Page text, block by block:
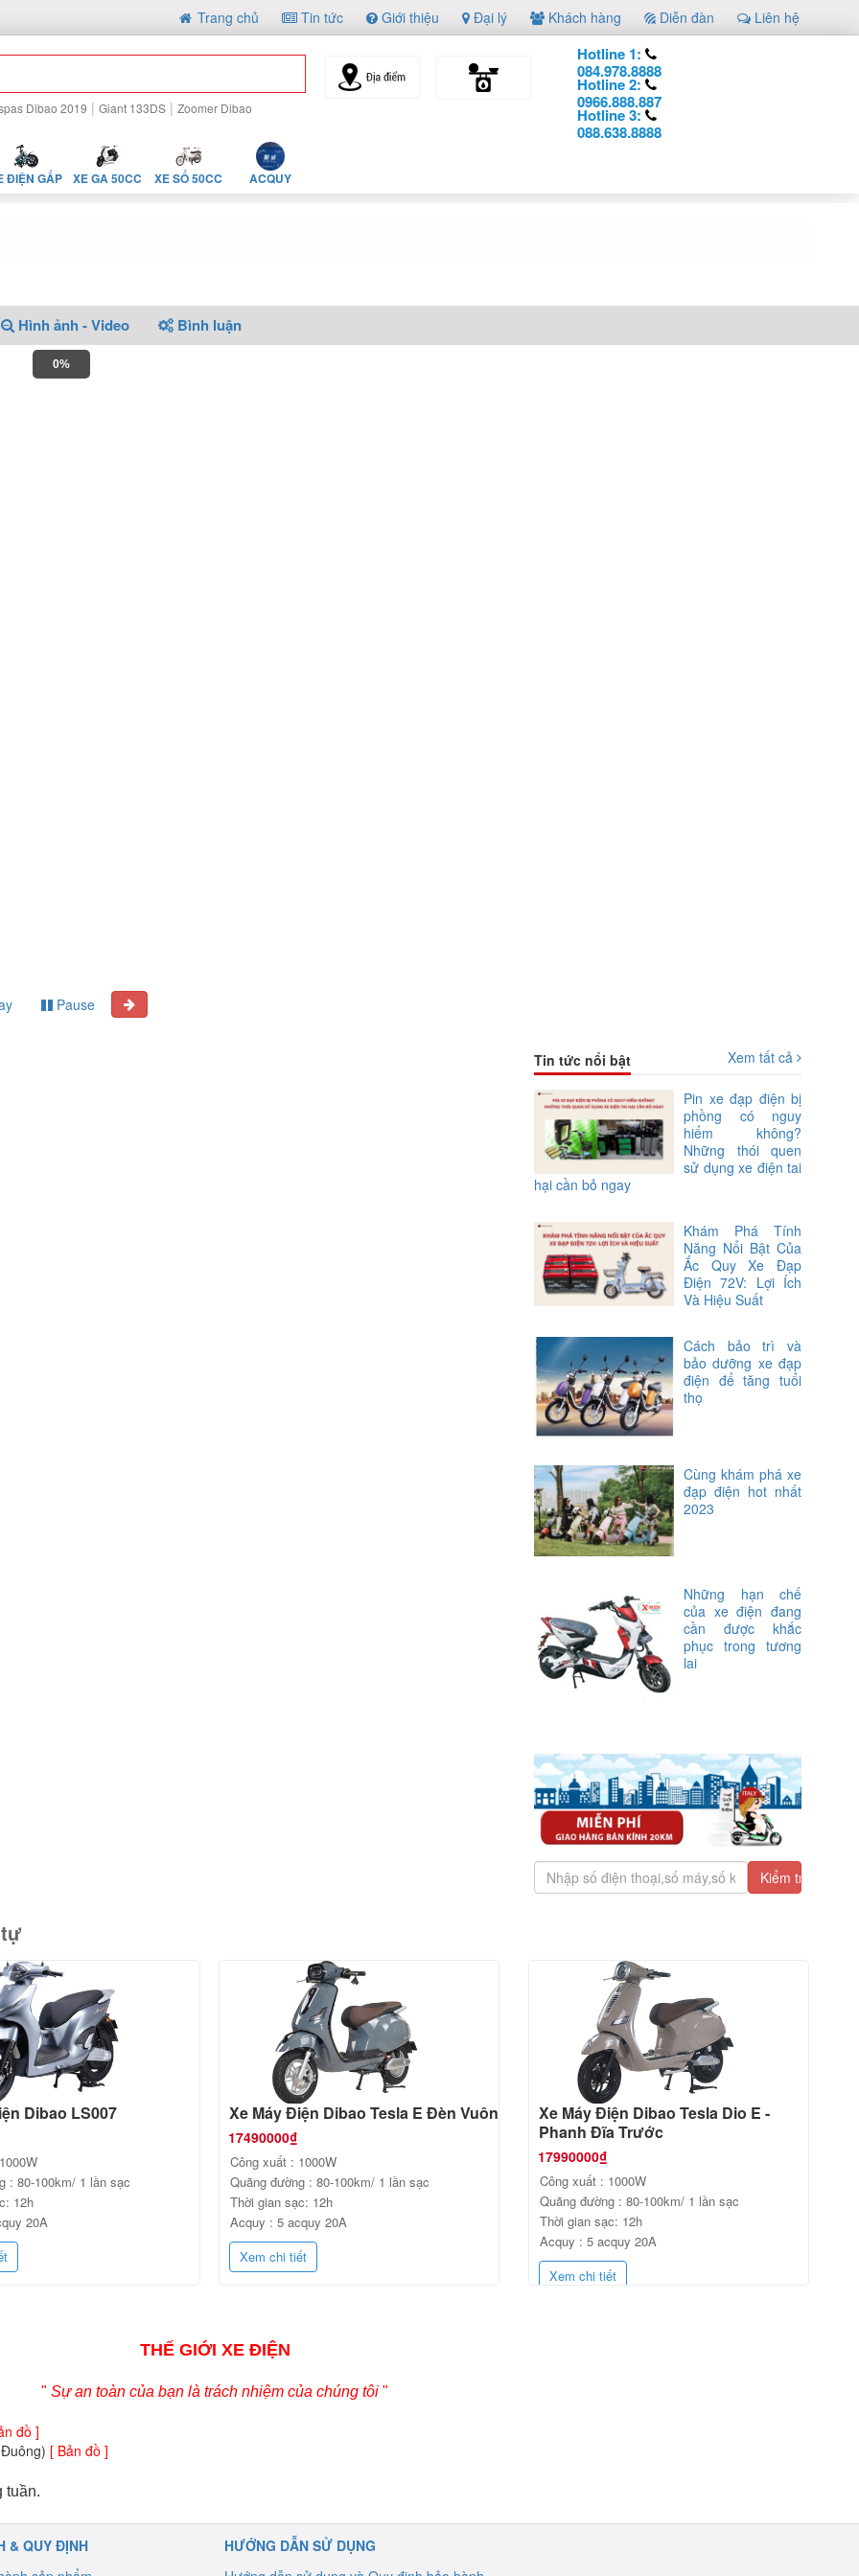
Liên hệ
Diễn đàn
Khách hàng
Đại lý
Giới thiệu
Tin tức
Trang chủ
Dibao 2019 | Giant 133DS | Zoomer Dibao
Hotline 1:
084.978.8888
Hotline 2:
0966.888.887
Hotline 3:
088.638.8888
ĐIỆN GẤP XE GA 50CC XE SỐ 50CC ACQUY
Hình ảnh - Video Bình luận
0%
Pause
Tin tức nổi bật Xem tất cả
Pin xe đạp điện bị
phồng có nguy
hiểm không?
Những thói quen
sử dụng xe điện tai
hại cần bỏ ngay
Khám Phá Tính
Năng Nổi Bật Của
Ắc Quy Xe Đạp
Điện 72V: Lợi Ích
Và Hiệu Suất
Cách bảo trì và
bảo dưỡng xe đạp
điện để tăng tuổi
thọ
Cùng khám phá xe
đạp điện hot nhất
2023
Những hạn chế
của xe điện đang
cần được khắc
phục trong tương
lai
Dibao LS007
: 80-100km/ 1 lần sạc
12h
20A
Xe Máy Điện Dibao Tesla E Đèn Vuông
17490000₫
Công xuất : 1000W
Quãng đường : 80-100km/ 1 lần sạc
Thời gian sạc: 12h
Acquy : 5 acquy 20A
Xem chi tiết
Xe Máy Điện Dibao Tesla Dio E -
Phanh Đĩa Trước
17990000₫
Công xuất : 1000W
Quãng đường : 80-100km/ 1 lần sạc
Thời gian sạc: 12h
Acquy : 5 acquy 20A
Xem chi tiết
THẾ GIỚI XE ĐIỆN
" Sự an toàn của bạn là trách nhiệm của chúng tôi "
đồ ]
[ Bản đồ ]
tuần.
& QUY ĐỊNH
HƯỚNG DẪN SỬ DỤNG